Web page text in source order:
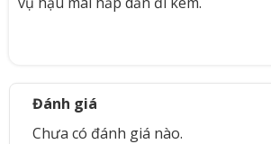
Đánh giá
Chưa có đánh giá nào.